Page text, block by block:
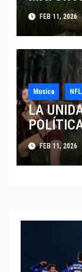
BUNNY
FEB 11, 2026
Musica NFL
LA
BAD
FEB 11, 2026